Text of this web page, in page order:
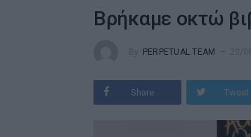
Βρήκαμε οκτώ
PERPETUAL TEAM
Share Tweet